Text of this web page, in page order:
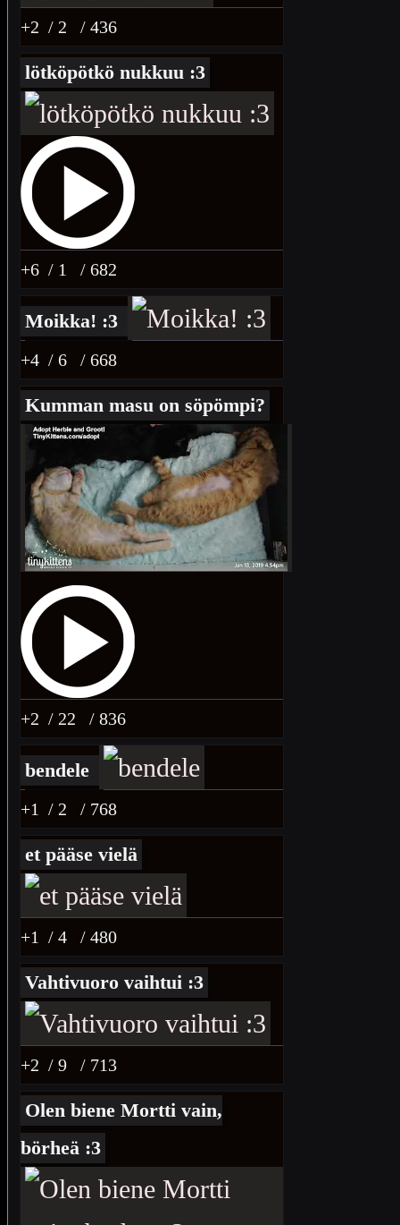
+2 / 2 / 436
lötköpötkö nukkuu :3
+6 / 1 / 682
Moikka! :3
+4 / 6 / 668
Kumman masu on söpömpi?
+2 / 22 / 836
bendele
+1 / 2 / 768
et pääse vielä
+1 / 4 / 480
Vahtivuoro vaihtui :3
+2 / 9 / 713
Olen biene Mortti vain,
börheä :3